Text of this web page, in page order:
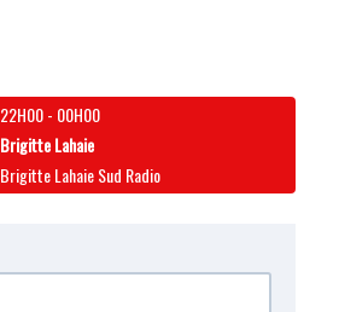
22H00- 00H00
Brigitte Lahaie
Brigitte Lahaie Sud Radio